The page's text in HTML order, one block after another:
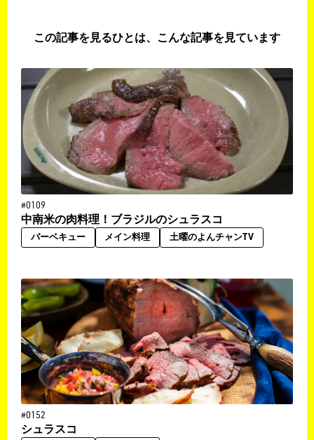
この記事を見るひとは、こんな記事を見ています
#0109
中南米の肉料理！ブラジルのシュラスコ
バーベキュー メイン料理 土曜のよんチャンTV
#0152
シュラスコ